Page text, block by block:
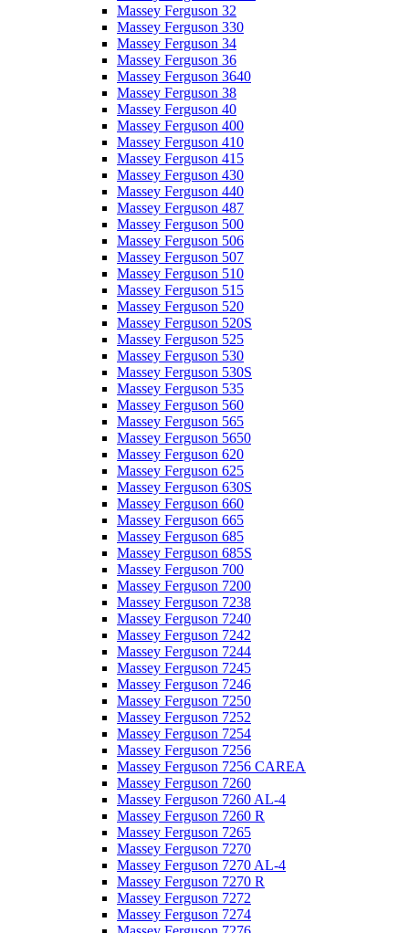
Massey Ferguson 32
Massey Ferguson 330
Massey Ferguson 34
Massey Ferguson 36
Massey Ferguson 3640
Massey Ferguson 38
Massey Ferguson 40
Massey Ferguson 400
Massey Ferguson 410
Massey Ferguson 415
Massey Ferguson 430
Massey Ferguson 440
Massey Ferguson 487
Massey Ferguson 500
Massey Ferguson 506
Massey Ferguson 507
Massey Ferguson 510
Massey Ferguson 515
Massey Ferguson 520
Massey Ferguson 520S
Massey Ferguson 525
Massey Ferguson 530
Massey Ferguson 530S
Massey Ferguson 535
Massey Ferguson 560
Massey Ferguson 565
Massey Ferguson 5650
Massey Ferguson 620
Massey Ferguson 625
Massey Ferguson 630S
Massey Ferguson 660
Massey Ferguson 665
Massey Ferguson 685
Massey Ferguson 685S
Massey Ferguson 700
Massey Ferguson 7200
Massey Ferguson 7238
Massey Ferguson 7240
Massey Ferguson 7242
Massey Ferguson 7244
Massey Ferguson 7245
Massey Ferguson 7246
Massey Ferguson 7250
Massey Ferguson 7252
Massey Ferguson 7254
Massey Ferguson 7256
Massey Ferguson 7256 CAREA
Massey Ferguson 7260
Massey Ferguson 7260 AL-4
Massey Ferguson 7260 R
Massey Ferguson 7265
Massey Ferguson 7270
Massey Ferguson 7270 AL-4
Massey Ferguson 7270 R
Massey Ferguson 7272
Massey Ferguson 7274